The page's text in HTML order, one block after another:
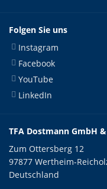
Folgen Sie uns
Instagram
Facebook
YouTube
LinkedIn
TFA Dostmann GmbH &
Zum Ottersberg 12
97877 Wertheim-
Deutschland